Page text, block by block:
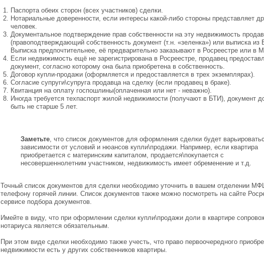
Паспорта обеих сторон (всех участников) сделки.
Нотариальные доверенности, если интересы какой-либо стороны представляет
человек.
Документальное подтверждение прав собственности на эту недвижимость
(правоподтверждающий собственность документ (т.н. «зеленка») или выписка из
Выписка предпочтительнее, её предварительно заказывают в Росреестре или в
Если недвижимость ещё не зарегистрирована в Росреестре, продавец
документ, согласно которому она была приобретена в собственность.
Договор купли-продажи (оформляется и предоставляется в трех экземплярах).
Согласие супруги\супруга продавца на сделку (если продавец в браке).
Квитанция на оплату госпошлины(оплаченная или нет - неважно).
Иногда требуется техпаспорт жилой недвижимости (получают в БТИ), документ
быть не старше 5 лет.
Заметьте, что список документов для оформления сделки будет
зависимости от условий и нюансов купли\продажи. Например, если квартира
приобретается с материнским капиталом, продается\покупается с
несовершеннолетним участником, недвижимость имеет обременение и т.д.
Точный список документов для сделки необходимо уточнить в вашем отделении
телефону горячей линии. Список документов также можно посмотреть на сайте
сервисе подбора документов.
Имейте в виду, что при оформлении сделки купли\продажи доли в квартире
нотариуса является обязательным.
При этом виде сделки необходимо также учесть, что право первоочередного
недвижимости есть у других собственников квартиры.